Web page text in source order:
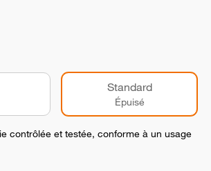
Standard
Épuisé
contrôlée et testée, conforme à un usage